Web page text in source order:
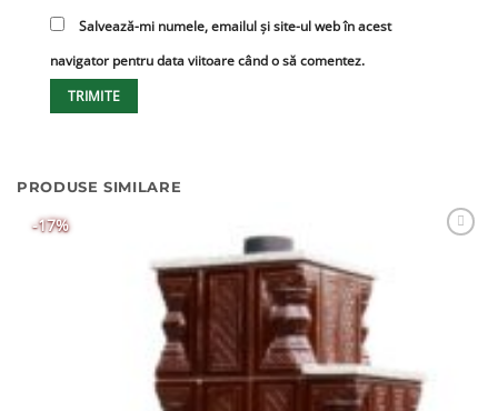
Salvează-mi numele, emailul și site-ul web în acest
navigator pentru data viitoare când o să comentez.
PRODUSE SIMILARE
-17%